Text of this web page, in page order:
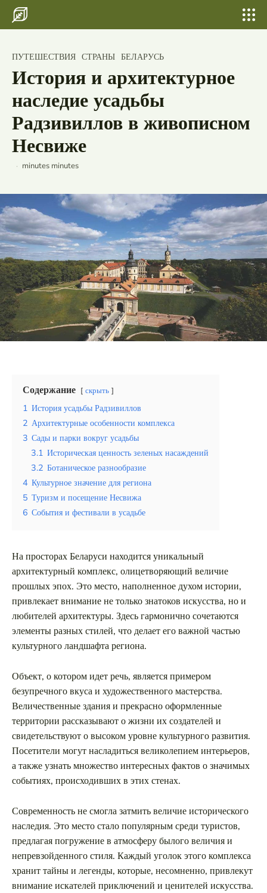
История и значение Чудова
монастыря
Шатер для свадьбы и выпускных
Свадьбы
По городам
Страны
Беларусь
Исландия
Лаос
Эквадор
Топ мест отдыха
Анапа
Кавказские Минеральные Воды
Калининград
Крым
Сочи
Египет
ОАЭ
Турция
Шри-Ланка
Вид отдыха
Горы
Путешествие в Смоленск по древним
землям и памятникам истории России
ПУТЕШЕСТВИЯ СТРАНЫ БЕЛАРУСЬ
История и архитектурное
наследие усадьбы
Радзивиллов в живописном
Несвиже
minutes minutes
Содержание скрыть
1 История усадьбы Радзивиллов
2 Архитектурные особенности комплекса
3 Сады и парки вокруг усадьбы
3.1 Историческая ценность зеленых насаждений
3.2 Ботаническое разнообразие
4 Культурное значение для региона
5 Туризм и посещение Несвижа
6 События и фестивали в усадьбе
На просторах Беларуси находится уникальный
архитектурный комплекс, олицетворяющий величие
прошлых эпох. Это место, наполненное духом истории,
привлекает внимание не только знатоков искусства, но и
любителей архитектуры. Здесь гармонично сочетаются
элементы разных стилей, что делает его важной частью
культурного ландшафта региона.
Объект, о котором идет речь, является примером
безупречного вкуса и художественного мастерства.
Величественные здания и прекрасно оформленные
территории рассказывают о жизни их создателей и
свидетельствуют о высоком уровне культурного развития.
Посетители могут насладиться великолепием интерьеров,
а также узнать множество интересных фактов о значимых
событиях, происходивших в этих стенах.
Современность не смогла затмить величие исторического
наследия. Это место стало популярным среди туристов,
предлагая погружение в атмосферу былого величия и
непревзойденного стиля. Каждый уголок этого комплекса
хранит тайны и легенды, которые, несомненно, привлекут
внимание искателей приключений и ценителей искусства.